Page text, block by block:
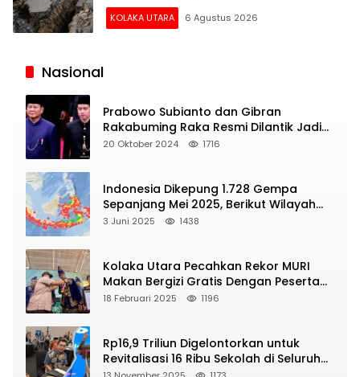
KOLAKA UTARA 6 Agustus 2026
Siaran
Nasional
Prabowo Subianto dan Gibran
Rakabuming Raka Resmi Dilantik Jadi
Presiden dan Wapres RI
20 Oktober 2024 1716
Indonesia Dikepung 1.728 Gempa
Sepanjang Mei 2025, Berikut Wilayah
Yang Intens Diguncang!
3 Juni 2025 1438
Kolaka Utara Pecahkan Rekor MURI
Makan Bergizi Gratis Dengan Peserta
Terbanyak
18 Februari 2025 1196
Rp16,9 Triliun Digelontorkan untuk
Revitalisasi 16 Ribu Sekolah di Seluruh